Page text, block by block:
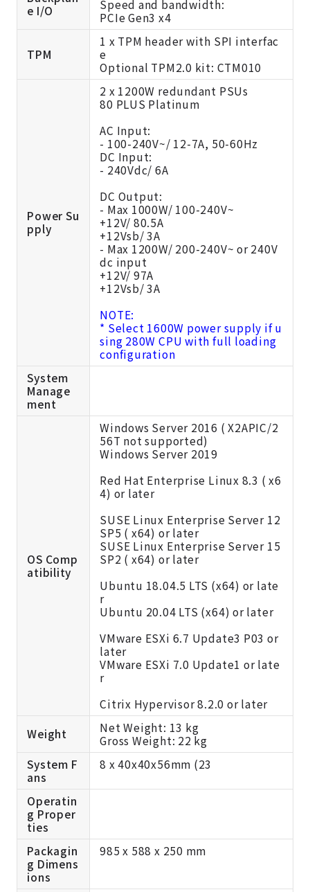
e I/O
Speed and bandwidth:
PCIe Gen3 x4
TPM
1 x TPM header with SPI interfac
e
Optional TPM2.0 kit: CTM010
Power Su
pply
2 x 1200W redundant PSUs
80 PLUS Platinum
AC Input:
- 100-240V~/ 12-7A, 50-60Hz
DC Input:
- 240Vdc/ 6A
DC Output:
- Max 1000W/ 100-240V~
+12V/ 80.5A
+12Vsb/ 3A
- Max 1200W/ 200-240V~ or 240V
dc input
+12V/ 97A
+12Vsb/ 3A
NOTE:
* Select 1600W power supply if u
sing 280W CPU with full loading
configuration
System
Manage
ment
OS Comp
atibility
Windows Server 2016 ( X2APIC/2
56T not supported)
Windows Server 2019
Red Hat Enterprise Linux 8.3 ( x6
4) or later
SUSE Linux Enterprise Server 12
SP5 ( x64) or later
SUSE Linux Enterprise Server 15
SP2 ( x64) or later
Ubuntu 18.04.5 LTS (x64) or late
r
Ubuntu 20.04 LTS (x64) or later
VMware ESXi 6.7 Update3 P03 or
later
VMware ESXi 7.0 Update1 or late
r
Citrix Hypervisor 8.2.0 or later
Weight
Net Weight: 13 kg
Gross Weight: 22 kg
System F
ans
8 x 40x40x56mm (23
Operatin
g Proper
ties
Packagin
g Dimens
ions
985 x 588 x 250 mm